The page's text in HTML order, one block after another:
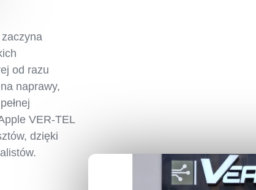
od razu
naprawy,
VER-TEL
dzięki